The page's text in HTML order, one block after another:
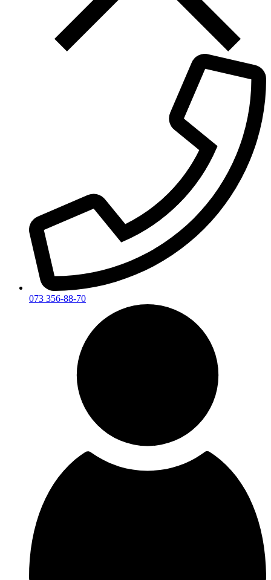
073 356-88-70